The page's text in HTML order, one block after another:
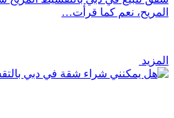
المريح، نعم كما قرأت…
المزيد